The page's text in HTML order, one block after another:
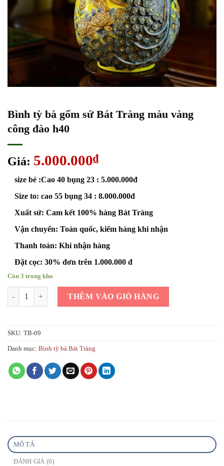
Bình tỳ bà gốm sứ Bát Tràng màu vàng
công đào h40
Giá: 5.000.000₫
size bé :Cao 40 bụng 23 : 5.000.000đ
Size to: cao 55 bụng 34 : 8.000.000đ
Xuất sứ: Cam kết 100% hàng Bát Tràng
Vận chuyển: Toàn quốc, kiểm hàng khi nhận
Thanh toán: Khi nhận hàng
Đặt cọc: 30% đơn trên 1.000.000 đ
Còn 3 trong kho
Bình tỳ bà gốm sứ Bát Tràng màu vàng công đào h40 số lượng
THÊM VÀO GIỎ HÀNG
SKU: TB-09
Danh mục: Bình tỳ bà Bát Tràng
MÔ TẢ
ĐÁNH GIÁ (0)